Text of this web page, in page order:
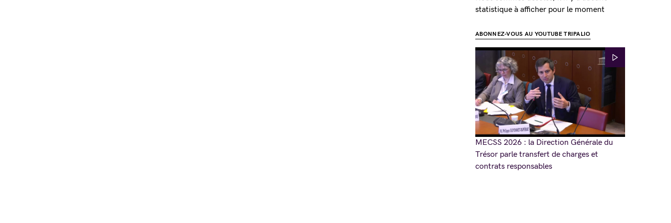
statistique à afficher pour le moment
ABONNEZ-VOUS AU YOUTUBE TRIPALIO
MECSS 2026 : la Direction Générale du
Trésor parle transfert de charges et
contrats responsables